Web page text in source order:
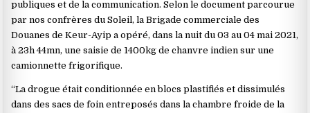
publiques et de la communication. Selon le document parcourue
par nos confrères du Soleil, la Brigade commerciale des
Douanes de Keur-Ayip a opéré, dans la nuit du 03 au 04 mai 2021,
à 23h 44mn, une saisie de 1400kg de chanvre indien sur une
camionnette frigorifique.
“La drogue était conditionnée en blocs plastifiés et dissimulés
dans des sacs de foin entreposés dans la chambre froide de la